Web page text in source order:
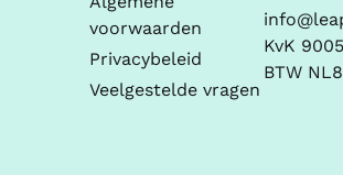
voorwaarden
Privacybeleid
Veelgestelde vragen
KvK
BTW